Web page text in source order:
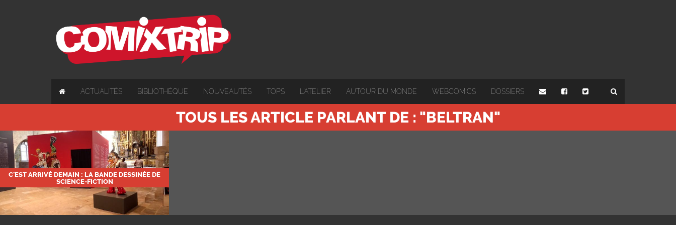
ACTUALITÉS BIBLIOTHÈQUE NOUVEAUTÉS TOPS L'ATELIER AUTOUR DU MONDE WEBCOMICS DOSSIERS
TOUS LES ARTICLE PARLANT DE : "BELTRAN"
C’EST ARRIVÉ DEMAIN : LA BANDE DESSINÉE DE
SCIENCE-FICTION